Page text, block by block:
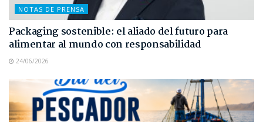
NOTAS DE PRENSA
Packaging sostenible: el aliado del futuro para
alimentar al mundo con responsabilidad
24/06/2026